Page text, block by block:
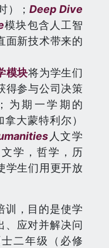
）；Deep Dive
模块包含人工智
面新技术带来的
模块将为学生们
得参与公司决策
为期一学期的
大蒙特利尔）
人文学
学，哲学，历
学生们用更开放
训，目的是使学
、应对并解决问
二年级（必修